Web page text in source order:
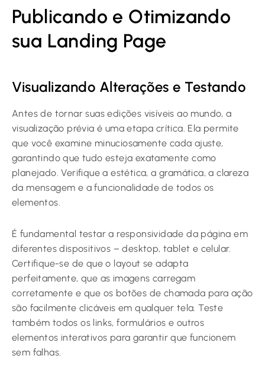
Publicando e Otimizando
sua Landing Page
Visualizando Alterações e Testando
Antes de tornar suas edições visíveis ao mundo, a
visualização prévia é uma etapa crítica. Ela permite
que você examine minuciosamente cada ajuste,
garantindo que tudo esteja exatamente como
planejado. Verifique a estética, a gramática, a clareza
da mensagem e a funcionalidade de todos os
elementos.
É fundamental testar a responsividade da página em
diferentes dispositivos – desktop, tablet e celular.
Certifique-se de que o layout se adapta
perfeitamente, que as imagens carregam
corretamente e que os botões de chamada para ação
são facilmente clicáveis em qualquer tela. Teste
também todos os links, formulários e outros
elementos interativos para garantir que funcionem
sem falhas.